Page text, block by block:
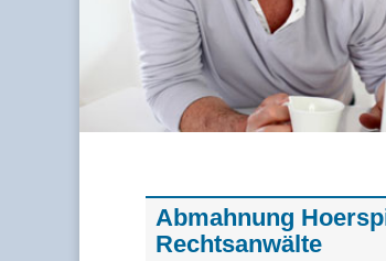
Abmahnung
Rechtsanwälte